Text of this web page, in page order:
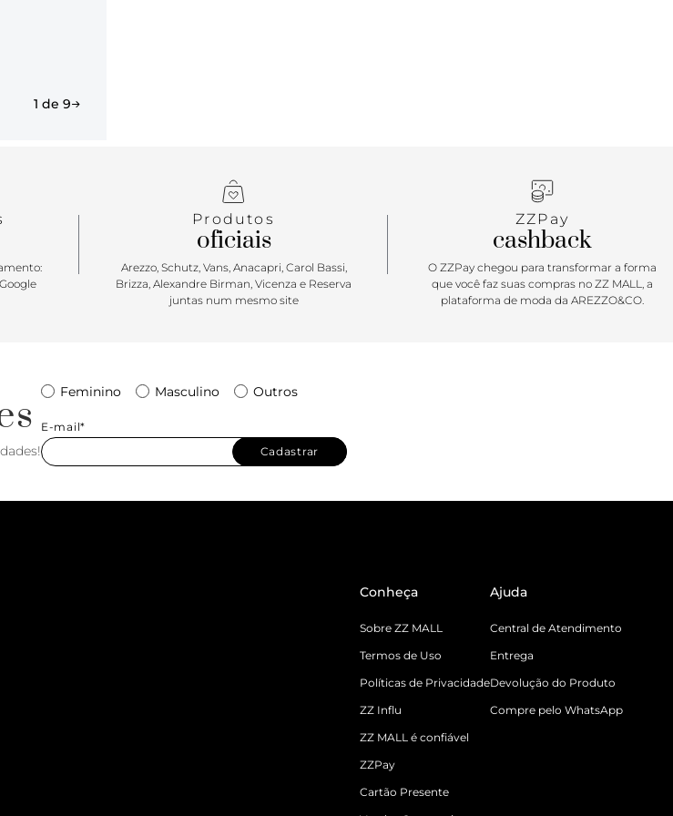
1 de 9
Produtos
oficiais
Arezzo, Schutz, Vans, Anacapri, Carol Bassi,
Brizza, Alexandre Birman, Vicenza e Reserva
juntas num mesmo site
ZZPay
cashback
O ZZPay chegou para transformar a forma
que você faz suas compras no ZZ MALL, a
plataforma de moda da AREZZO&CO.
Feminino Masculino Outros
E-mail*
Cadastrar
Conheça
Sobre ZZ MALL
Termos de Uso
Políticas de Privacidade
ZZ Influ
ZZ MALL é confiável
ZZPay
Cartão Presente
Ajuda
Central de Atendimento
Entrega
Devolução do Produto
Compre pelo WhatsApp